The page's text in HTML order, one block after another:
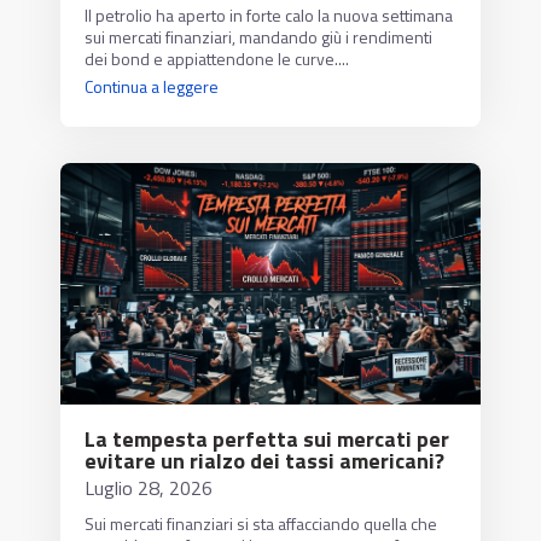
Il petrolio ha aperto in forte calo la nuova settimana
sui mercati finanziari, mandando giù i rendimenti
dei bond e appiattendone le curve....
Continua a leggere
La tempesta perfetta sui mercati per
evitare un rialzo dei tassi americani?
Luglio 28, 2026
Sui mercati finanziari si sta affacciando quella che